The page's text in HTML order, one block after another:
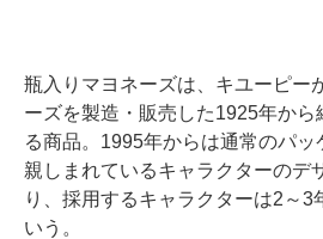
瓶入りマヨネーズは、キユーピー
ーズを製造・販売した1925年か
る商品。1995年からは通常のパッ
親しまれているキャラクターのデ
り、採用するキャラクターは2～3
いう。